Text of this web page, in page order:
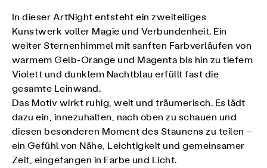
In dieser ArtNight entsteht ein zweiteiliges
Kunstwerk voller Magie und Verbundenheit. Ein
weiter Sternenhimmel mit sanften Farbverläufen von
warmem Gelb-Orange und Magenta bis hin zu tiefem
Violett und dunklem Nachtblau erfüllt fast die
gesamte Leinwand.
Das Motiv wirkt ruhig, weit und träumerisch. Es lädt
dazu ein, innezuhalten, nach oben zu schauen und
diesen besonderen Moment des Staunens zu teilen –
ein Gefühl von Nähe, Leichtigkeit und gemeinsamer
Zeit, eingefangen in Farbe und Licht.